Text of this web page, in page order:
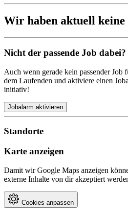
Wir haben aktuell keine
Nicht der passende Job dabei?
Auch wenn gerade kein passender Job
dem Laufenden und aktiviere einen
initiativ!
Jobalarm aktivieren
Standorte
Karte anzeigen
Damit wir Google Maps anzeigen
externe Inhalte von dir akzeptiert
Cookies anpassen